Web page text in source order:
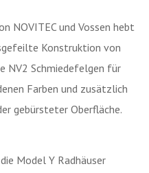
NOVITEC und Vossen hebt
Konstruktion von
NV2 Schmiedefelgen für
Farben und zusätzlich
gebürsteter Oberfläche.
Model Y Radhäuser